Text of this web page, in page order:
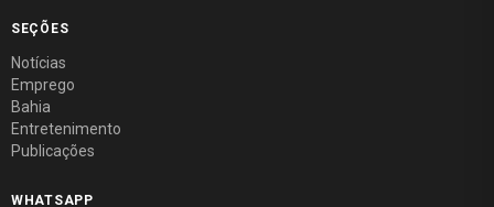
SEÇÕES
Notícias
Emprego
Bahia
Entretenimento
Publicações
WHATSAPP